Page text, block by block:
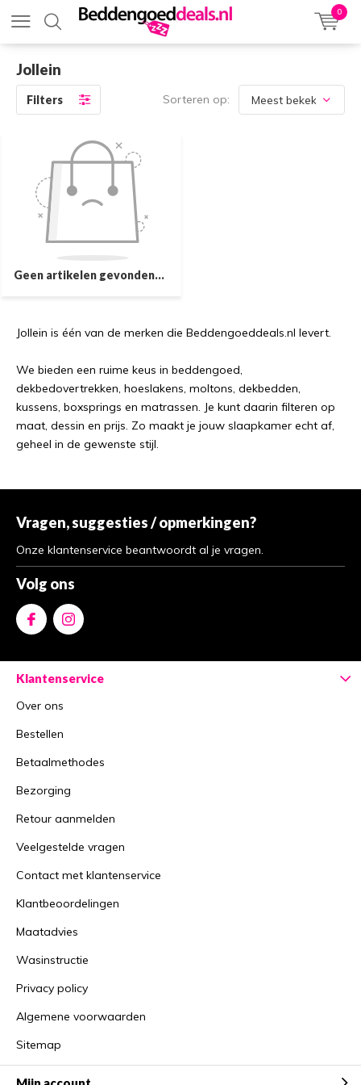
0
Jollein
Filters Sorteren op:
Geen artikelen gevonden...
Jollein is één van de merken die Beddengoeddeals.nl levert.
We bieden een ruime keus in beddengoed,
dekbedovertrekken, hoeslakens, moltons, dekbedden,
kussens, boxsprings en matrassen. Je kunt daarin filteren op
maat, dessin en prijs. Zo maakt je jouw slaapkamer echt af,
geheel in de gewenste stijl.
Vragen, suggesties / opmerkingen?
Onze klantenservice beantwoordt al je vragen.
Volg ons
Klantenservice
Over ons
Bestellen
Betaalmethodes
Bezorging
Retour aanmelden
Veelgestelde vragen
Contact met klantenservice
Klantbeoordelingen
Maatadvies
Wasinstructie
Privacy policy
Algemene voorwaarden
Sitemap